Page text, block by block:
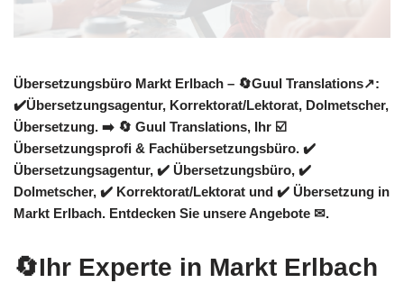
Übersetzungsbüro Markt Erlbach – 🔄Guul Translations↗️:
✔️Übersetzungsagentur, Korrektorat/Lektorat, Dolmetscher,
Übersetzung. ➡️ 🔄 Guul Translations, Ihr ☑️
Übersetzungsprofi & Fachübersetzungsbüro. ✔️
Übersetzungsagentur, ✔️ Übersetzungsbüro, ✔️
Dolmetscher, ✔️ Korrektorat/Lektorat und ✔️ Übersetzung in
Markt Erlbach. Entdecken Sie unsere Angebote ✉.
🔄Ihr Experte in Markt Erlbach